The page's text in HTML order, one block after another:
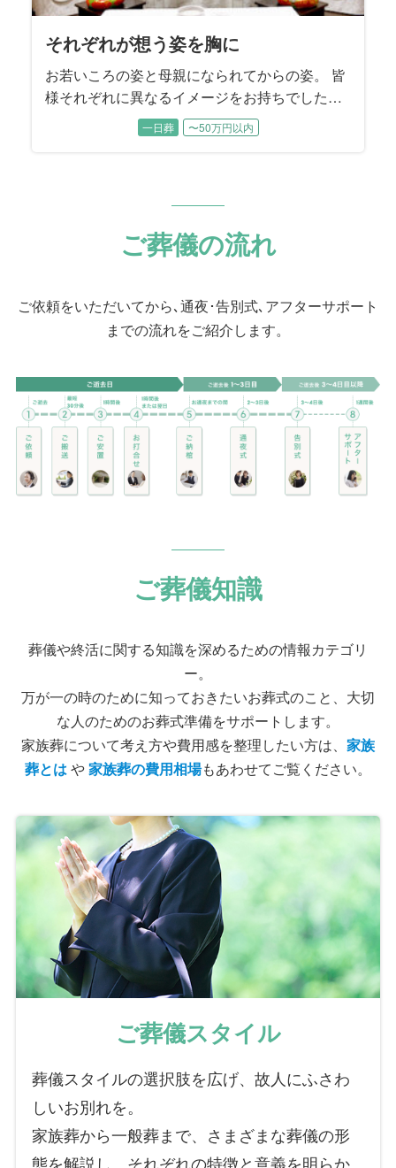
それぞれが想う姿を胸に
お若いころの姿と母親になられてからの姿。 皆
様それぞれに異なるイメージをお持ちでした。
各時代のお姿をそれぞれにお話しいただきなが
ら、故人様を振り返っていただきました。
一日葬 〜50万円以内
ご葬儀の流れ
ご依頼をいただいてから､通夜･告別式､アフターサポート
までの流れをご紹介します。
ご葬儀知識
葬儀や終活に関する知識を深めるための情報カテゴリ
ー。
万が一の時のために知っておきたいお葬式のこと、大切
な人のためのお葬式準備をサポートします。
家族葬について考え方や費用感を整理したい方は、 家族
葬とはや家族葬の費用相場もあわせてご覧ください。
ご葬儀スタイル
葬儀スタイルの選択肢を広げ、故人にふさわ
しいお別れを。
家族葬から一般葬まで、さまざまな葬儀の形
態を解説し、それぞれの特徴と意義を明らか